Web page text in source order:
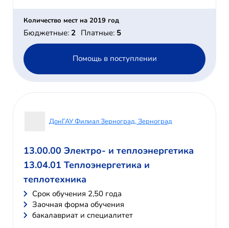
Количество мест на 2019 год
Бюджетные: 2 Платные: 5
Помощь в поступлении
ДонГАУ Филиал Зерноград, Зерноград
13.00.00 Электро- и теплоэнергетика
13.04.01 Теплоэнергетика и
теплотехника
Cрок обучения 2,50 года
Заочная форма обучения
бакалавриат и специалитет